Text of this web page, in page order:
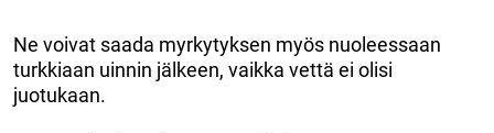
Ne voivat saada myrkytyksen myös nuoleessaan
turkkiaan uinnin jälkeen, vaikka vettä ei olisi
juotukaan.